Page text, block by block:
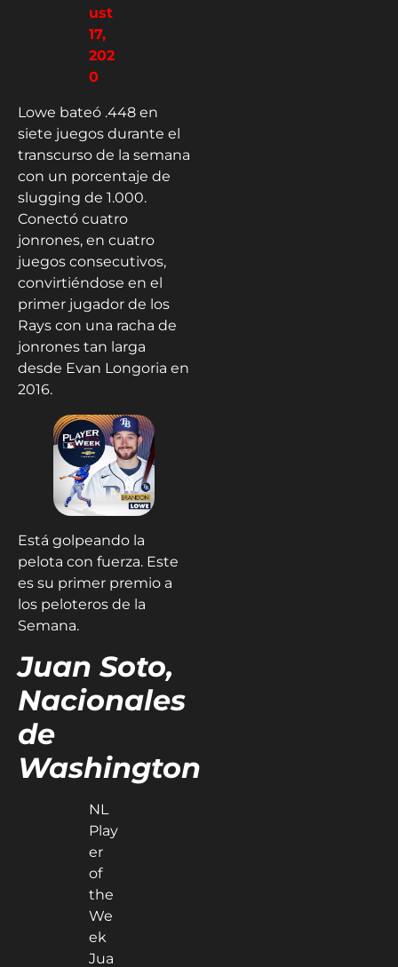
ust
17,
202
0
Lowe bateó .448 en
siete juegos durante el
transcurso de la semana
con un porcentaje de
slugging de 1.000.
Conectó cuatro
jonrones, en cuatro
juegos consecutivos,
convirtiéndose en el
primer jugador de los
Rays con una racha de
jonrones tan larga
desde Evan Longoria en
2016.
Está golpeando la
pelota con fuerza. Este
es su primer premio a
los peloteros de la
Semana.
Juan Soto,
Nacionales
de
Washington
NL
Play
er
of
the
We
ek
Jua